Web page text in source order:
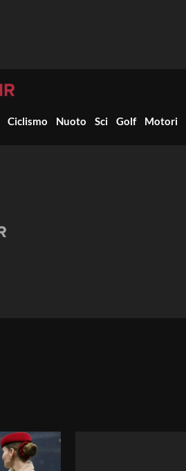
Ciclismo Nuoto Sci Golf Motori